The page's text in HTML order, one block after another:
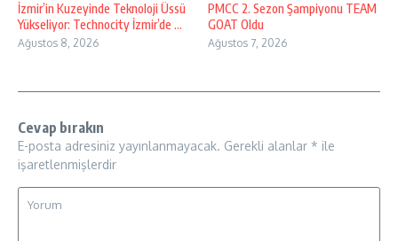
İzmir’in Kuzeyinde Teknoloji Üssü
Yükseliyor: Technocity İzmir’de ...
Ağustos 8, 2026
PMCC 2. Sezon Şampiyonu TEAM
GOAT Oldu
Ağustos 7, 2026
Cevap bırakın
E-posta adresiniz yayınlanmayacak. Gerekli alanlar * ile
işaretlenmişlerdir